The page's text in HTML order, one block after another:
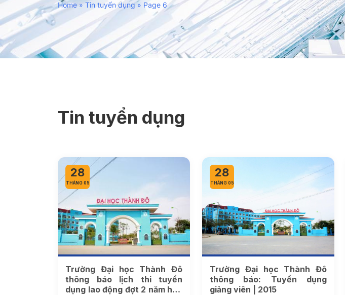
Home » Tin tuyển dụng» Page 6
Tin tuyển dụng
28
THÁNG 05
Trường Đại học Thành Đô
thông báo lịch thi tuyển
dụng lao động đợt 2 năm học
28
THÁNG 05
Trường Đại học Thành Đô
thông báo: Tuyển dụng
giảng viên | 2015